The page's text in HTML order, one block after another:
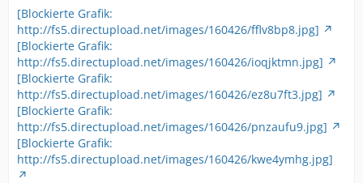
[Blockierte Grafik:
http://fs5.directupload.net/images/160426/fflv8bp8.jpg]
[Blockierte Grafik:
http://fs5.directupload.net/images/160426/ioqjktmn.jpg]
[Blockierte Grafik:
http://fs5.directupload.net/images/160426/ez8u7ft3.jpg]
[Blockierte Grafik:
http://fs5.directupload.net/images/160426/pnzaufu9.jpg]
[Blockierte Grafik:
http://fs5.directupload.net/images/160426/kwe4ymhg.jpg]